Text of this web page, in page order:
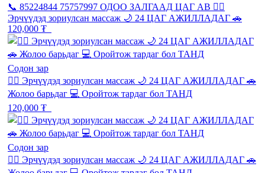
📞 85224844 75757997 ОДОО ЗАЛГААД ЦАГ АВ 💆‍♂️
Эрчүүдэд зориулсан массаж 🌙 24 ЦАГ АЖИЛЛАДАГ 🚗
120,000 ₮
Содон зар
💆‍♂️ Эрчүүдэд зориулсан массаж 🌙 24 ЦАГ АЖИЛЛАДАГ 🚗
Жолоо барьдаг 💻 Оройтож тардаг бол ТАНД
120,000 ₮
Содон зар
💆‍♂️ Эрчүүдэд зориулсан массаж 🌙 24 ЦАГ АЖИЛЛАДАГ 🚗